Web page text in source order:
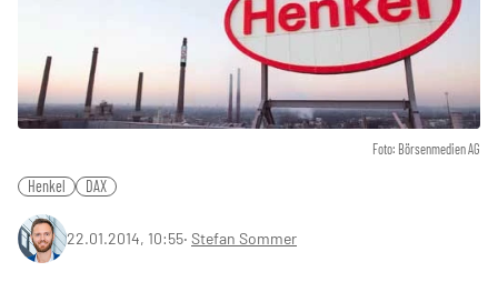
Foto: Börsenmedien AG
Henkel DAX
22.01.2014, 10:55‧ Stefan Sommer